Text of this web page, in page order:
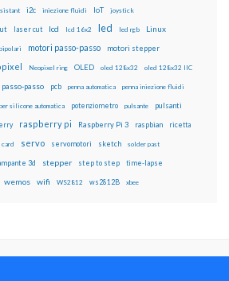
i2c iniezione fluidi IoT joystick
laser cut lcd lcd 16x2 led led rgb Linux
motori passo-passo motori stepper
Neopixel ring OLED oled 128x32 oled 128x32 IIC
passo-passo pcb penna automatica penna iniezione fluidi
silicone automatica potenziometro pulsante pulsanti
raspberry pi Raspberry Pi 3 raspbian ricetta
card servo servomotori sketch solder past
3d stepper step to step time-lapse
wemos wifi WS2812 ws2812B xbee